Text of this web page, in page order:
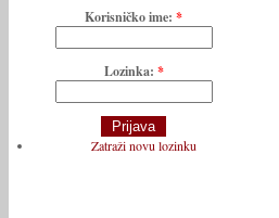
Korisničko ime: *
Lozinka: *
Zatraži novu lozinku